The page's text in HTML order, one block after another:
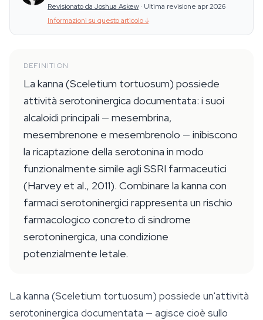
Revisionato da Joshua Askew · Ultima revisione apr 2026
Informazioni su questo articolo↓
DEFINITION
La kanna (Sceletium tortuosum) possiede
attività serotoninergica documentata: i suoi
alcaloidi principali — mesembrina,
mesembrenone e mesembrenolo — inibiscono
la ricaptazione della serotonina in modo
funzionalmente simile agli SSRI farmaceutici
(Harvey et al., 2011). Combinare la kanna con
farmaci serotoninergici rappresenta un rischio
farmacologico concreto di sindrome
serotoninergica, una condizione
potenzialmente letale.
La kanna (Sceletium tortuosum) possiede un'attività
serotoninergica documentata — agisce cioè sullo